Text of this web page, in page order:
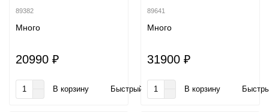
89382
Много
20990 ₽
В корзину Быстрый заказ
89641
Много
31900 ₽
В корзину